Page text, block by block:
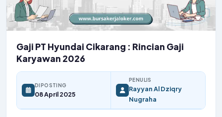
Gaji PT Hyundai Cikarang : Rincian Gaji
Karyawan 2026
DIPOSTING
08 April 2025
PENULIS
Rayyan Al Dziqry
Nugraha